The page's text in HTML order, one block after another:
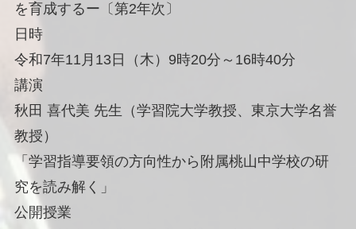
を育成するー〔第2年次〕
日時
令和7年11月13日（木）9時20分～16時40分
講演
秋田 喜代美 先生（学習院大学教授、東京大学名誉
教授）
「学習指導要領の方向性から附属桃山中学校の研
究を読み解く」
公開授業